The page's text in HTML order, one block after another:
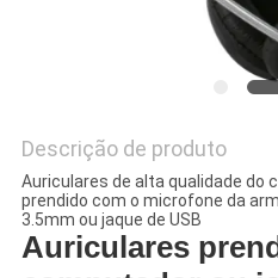
POLICY
Descrição de produto
Auriculares de alta qualidade do
prendido com o microfone da
3.5mm ou jaque de USB
Auriculares